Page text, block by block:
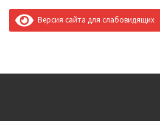
Версия сайта для слабовидящих